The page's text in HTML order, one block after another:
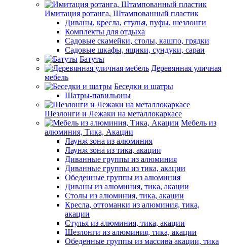
Имитация ротанга, Штампованный пластик
Диваны, кресла, стулья, пуфы, шезлонги
Комплекты для отдыха
Садовые скамейки, столы, кашпо, грядки
Садовые шкафы, ящики, сундуки, сараи
Батуты
Деревянная уличная
мебель
Беседки и шатры
Шатры-павильоны
Шезлонги и Лежаки на металлокаркасе
Мебель из
алюминия, Тика, Акации
Лаунж зона из алюминия
Лаунж зона из тика, акации
Диванные группы из алюминия
Диванные группы из тика, акации
Обеденные группы из алюминия
Диваны из алюминия, тика, акации
Столы из алюминия, тика, акации
Кресла, оттоманки из алюминия, тика,
акации
Стулья из алюминия, тика, акации
Шезлонги из алюминия, тика, акации
Обеденные группы из массива акации, тика